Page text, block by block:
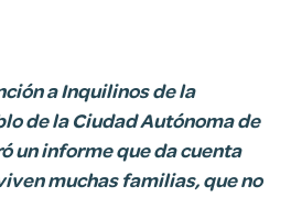
a Inquilinos de la
de la Ciudad Autónoma de
un informe que da cuenta
muchas familias, que no